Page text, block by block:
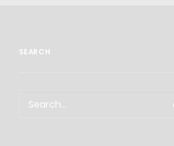
SEARCH